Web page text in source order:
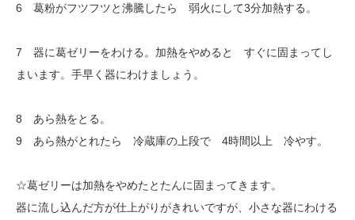
6 葛粉がフツフツと沸騰したら 弱火にして3分加熱する。
7 器に葛ゼリーをわける。加熱をやめると すぐに固まってし
まいます。手早く器にわけましょう。
8 あら熱をとる。
9 あら熱がとれたら 冷蔵庫の上段で 4時間以上 冷やす。
☆葛ゼリーは加熱をやめたとたんに固まってきます。
器に流し込んだ方が仕上がりがきれいですが、小さな器にわける